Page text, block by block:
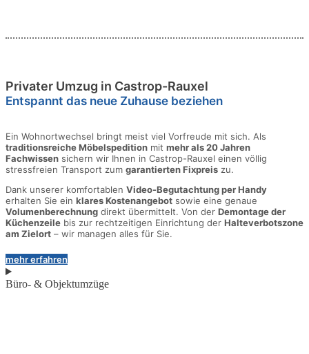
Privater Umzug in Castrop-Rauxel
Entspannt das neue Zuhause beziehen
Ein Wohnortwechsel bringt meist viel Vorfreude mit sich. Als
traditionsreiche Möbelspedition mit mehr als 20 Jahren
Fachwissen sichern wir Ihnen in Castrop-Rauxel einen völlig
stressfreien Transport zum garantierten Fixpreis zu.
Dank unserer komfortablen Video-Begutachtung per Handy
erhalten Sie ein klares Kostenangebot sowie eine genaue
Volumenberechnung direkt übermittelt. Von der Demontage der
Küchenzeile bis zur rechtzeitigen Einrichtung der Halteverbotszone
am Zielort – wir managen alles für Sie.
mehr erfahren
Büro- & Objektumzüge